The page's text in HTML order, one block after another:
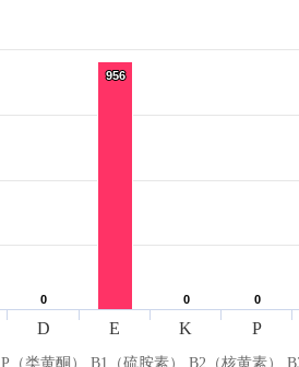
0
0
956
956
0
0 0
0
D E K P
P（类黄酮） B1（硫胺素） B2（核黄素）